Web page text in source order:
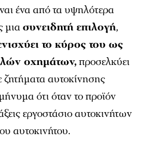
ένα από τα υψηλότερα
μιασυνειδητή επιλογή,
το κύρος του ως
οχημάτων,προσελκύει
ζητήματα αυτοκίνησης
ότι όταν το προϊόν
εργοστάσιο αυτοκινήτων
αυτοκινήτου.